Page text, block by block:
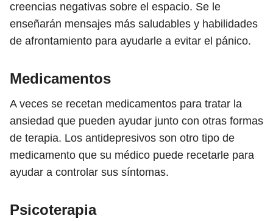
creencias negativas sobre el espacio. Se le
enseñarán mensajes más saludables y habilidades
de afrontamiento para ayudarle a evitar el pánico.
Medicamentos
A veces se recetan medicamentos para tratar la
ansiedad que pueden ayudar junto con otras formas
de terapia. Los antidepresivos son otro tipo de
medicamento que su médico puede recetarle para
ayudar a controlar sus síntomas.
Psicoterapia